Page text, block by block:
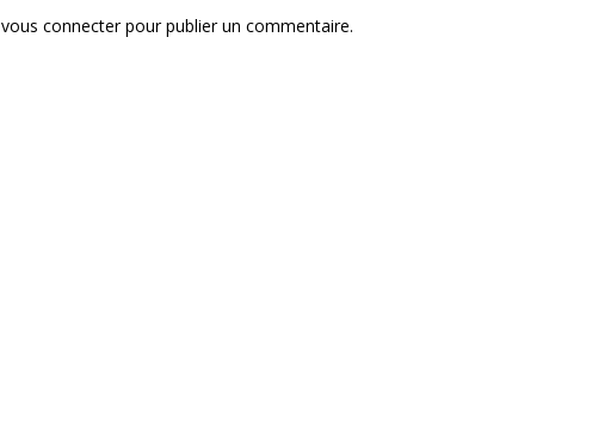
vous connecterpour publier un commentaire.